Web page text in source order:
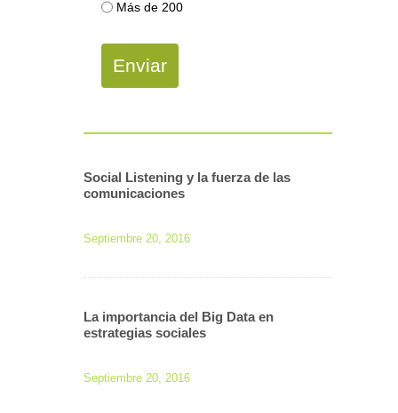
Más de 200
Enviar
Social Listening y la fuerza de las
comunicaciones
Septiembre 20, 2016
La importancia del Big Data en
estrategias sociales
Septiembre 20, 2016